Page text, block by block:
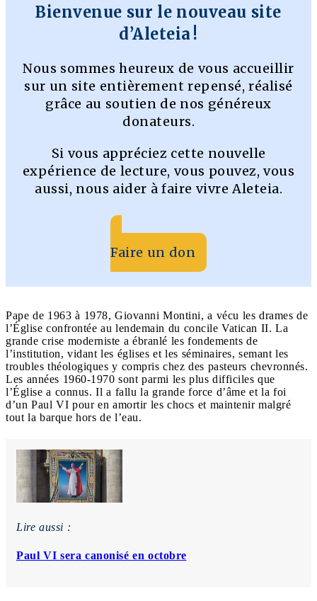
Bienvenue sur le nouveau site
d’Aleteia !
Nous sommes heureux de vous accueillir
sur un site entièrement repensé, réalisé
grâce au soutien de nos généreux
donateurs.
Si vous appréciez cette nouvelle
expérience de lecture, vous pouvez, vous
aussi, nous aider à faire vivre Aleteia.
Faire un don
Pape de 1963 à 1978, Giovanni Montini, a vécu les drames de
l’Église confrontée au lendemain du concile Vatican II. La
grande crise moderniste a ébranlé les fondements de
l’institution, vidant les églises et les séminaires, semant les
troubles théologiques y compris chez des pasteurs chevronnés.
Les années 1960-1970 sont parmi les plus difficiles que
l’Église a connus. Il a fallu la grande force d’âme et la foi
d’un Paul VI pour en amortir les chocs et maintenir malgré
tout la barque hors de l’eau.
Lire aussi :
Paul VI sera canonisé en octobre